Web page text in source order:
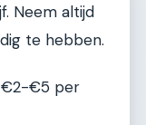
Neem altijd
te hebben.
€2-€5 per